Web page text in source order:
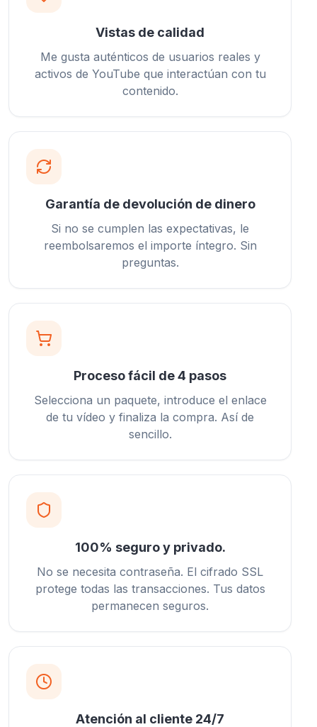
Vistas de calidad
Me gusta auténticos de usuarios reales y
activos de YouTube que interactúan con tu
contenido.
Garantía de devolución de dinero
Si no se cumplen las expectativas, le
reembolsaremos el importe íntegro. Sin
preguntas.
Proceso fácil de 4 pasos
Selecciona un paquete, introduce el enlace
de tu vídeo y finaliza la compra. Así de
sencillo.
100% seguro y privado.
No se necesita contraseña. El cifrado SSL
protege todas las transacciones. Tus datos
permanecen seguros.
Atención al cliente 24/7